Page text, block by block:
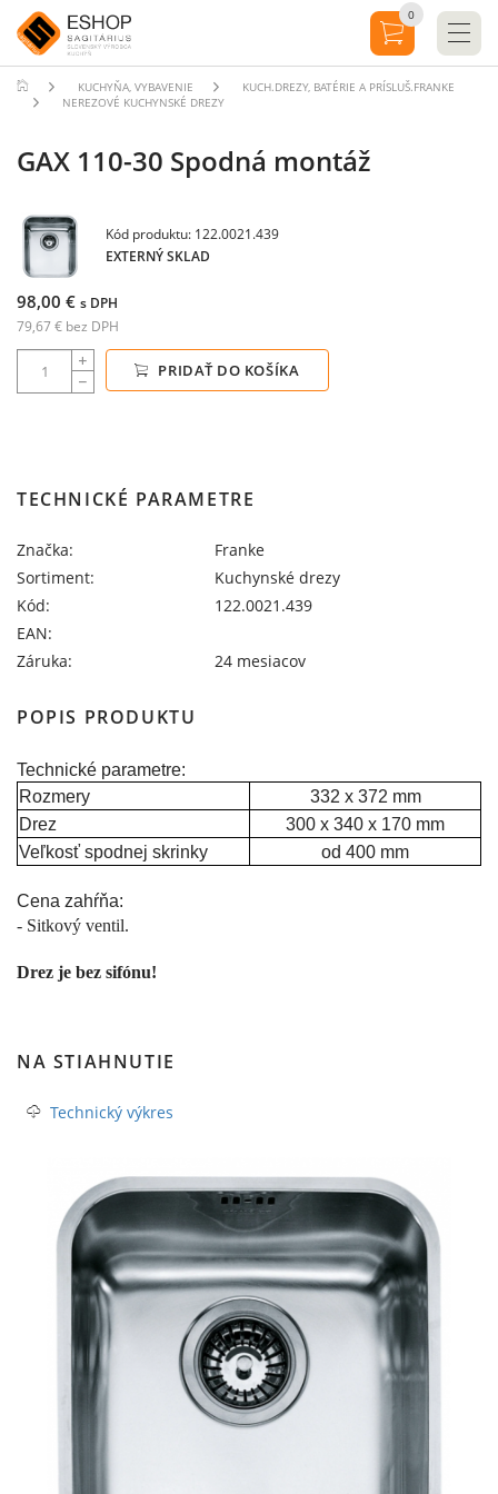
KUCHYŇA, VYBAVENIE
KUCH.DREZY, BATÉRIE A PRÍSLUŠ.FRANKE
NEREZOVÉ KUCHYNSKÉ DREZY
GAX 110-30 Spodná montáž
Kód produktu: 122.0021.439
EXTERNÝ SKLAD
98,00 € s DPH
79,67 € bez DPH
PRIDAŤ DO KOŠÍKA
TECHNICKÉ PARAMETRE
Značka:
Franke
Sortiment:
Kuchynské drezy
Kód:
122.0021.439
EAN:
Záruka:
24 mesiacov
POPIS PRODUKTU
Technické parametre:
Rozmery
332 x 372 mm
Drez
300 x 340 x 170 mm
Veľkosť spodnej skrinky
od 400 mm
Cena zahŕňa:
- Sitkový ventil.
Drez je bez sifónu!
NA STIAHNUTIE
Technický výkres
0